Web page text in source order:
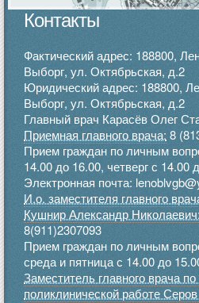
Контакты
Фактический адрес: 188800,
Выборг, ул. Октябрьская, д.2
Юридический адрес: 188800,
Выборг, ул. Октябрьская, д.2
Главный врач Карасёв Олег
Приемная главного врача: 8
Прием граждан по личным
14.00 до 16.00, четверг с 14.00
Электронная почта:
И.о. заместителя главного
Кушнир Александр Николаевич:
8(911)2307093
Прием граждан по личным
среда и пятница с 14.00 до
Заместитель главного врача
поликлинической работе